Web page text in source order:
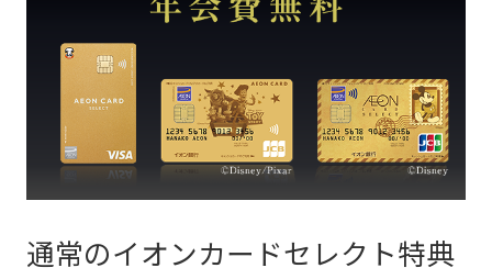
通常のイオンカードセレクト特典